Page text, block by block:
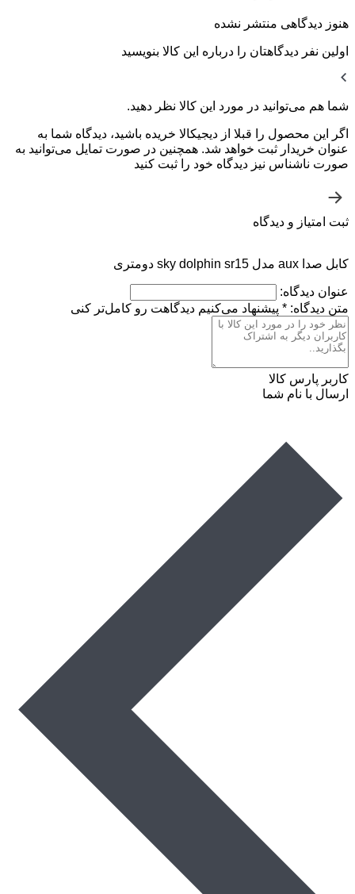
هنوز دیدگاهی منتشر نشده
اولین نفر دیدگاهتان را درباره این کالا بنویسید
شما هم می‌توانید در مورد این کالا نظر دهید.
اگر این محصول را قبلا از دیجیکالا خریده باشید، دیدگاه شما به
عنوان خریدار ثبت خواهد شد. همچنین در صورت تمایل می‌توانید به
صورت ناشناس نیز دیدگاه خود را ثبت کنید
ثبت امتیاز و دیدگاه
کابل صدا aux مدل sky dolphin sr15 دومتری
عنوان دیدگاه:
متن دیدگاه: * پیشنهاد می‌کنیم دیدگاهت رو کامل‌تر کنی
کاربر پارس کالا
ارسال با نام شما